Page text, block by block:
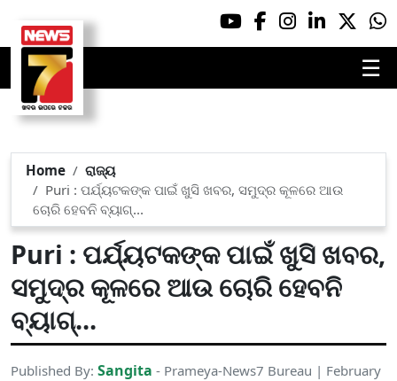
☰
Home
ରାଜ୍ୟ
Puri : ପର୍ଯ୍ୟଟକଙ୍କ ପାଇଁ ଖୁସି ଖବର, ସମୁଦ୍ର କୂଳରେ ଆଉ
ଚୋରି ହେବନି ବ୍ୟାଗ୍...
Puri : ପର୍ଯ୍ୟଟକଙ୍କ ପାଇଁ ଖୁସି ଖବର,
ସମୁଦ୍ର କୂଳରେ ଆଉ ଚୋରି ହେବନି
ବ୍ୟାଗ୍...
Published By: Sangita - Prameya-News7 Bureau | February